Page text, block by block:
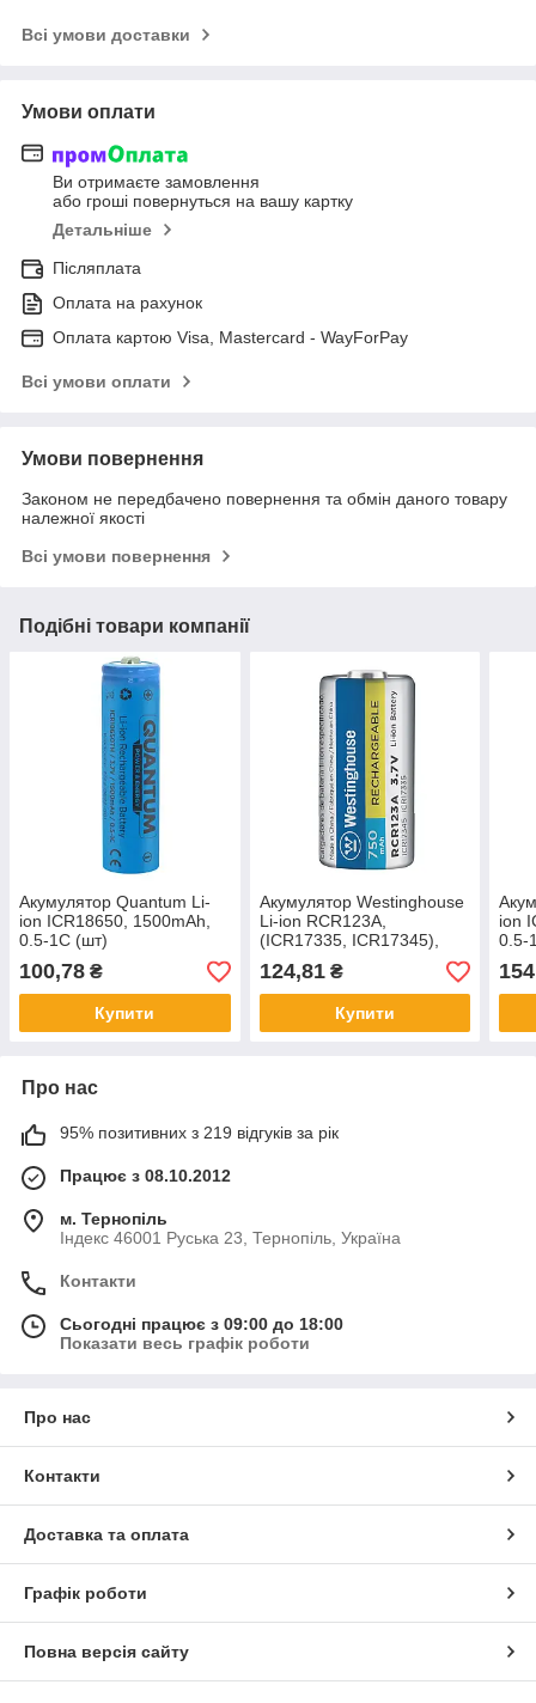
Всі умови доставки
Умови оплати
Ви отримаєте замовлення
або гроші повернуться на вашу картку
Детальніше
Післяплата
Оплата на рахунок
Оплата картою Visa, Mastercard - WayForPay
Всі умови оплати
Умови повернення
Законом не передбачено повернення та обмін даного товару
належної якості
Всі умови повернення
Подібні товари компанії
Акумулятор Quantum Li-
ion ICR18650, 1500mAh,
0.5-1С (шт)
100,78 ₴
Купити
Акумулятор Westinghouse
Li-ion RCR123A,
(ICR17335, ICR17345),
3.7V, 750mAh
124,81₴
Купити
ion
0.5-
Про нас
95% позитивних з 219 відгуків за рік
Працює з 08.10.2012
м. Тернопіль
Індекс 46001 Руська 23, Тернопіль, Україна
Контакти
Сьогодні працює з 09:00 до 18:00
Показати весь графік роботи
Про нас
Контакти
Доставка та оплата
Графік роботи
Повна версія сайту